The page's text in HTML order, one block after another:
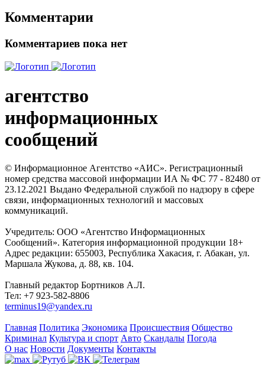
Комментарии
Комментариев пока нет
агентство
информационных
сообщений
© Информационное Агентство «АИС». Регистрационный
номер средства массовой информации ИА № ФС 77 - 82480 от
23.12.2021 Выдано Федеральной службой по надзору в сфере
связи, информационных технологий и массовых
коммуникаций.
Учредитель: ООО «Агентство Информационных
Сообщений». Категория информационной продукции 18+
Адрес редакции: 655003, Республика Хакасия, г. Абакан, ул.
Маршала Жукова, д. 88, кв. 104.
Главный редактор Бортников А.Л.
Тел: +7 923-582-8806
terminus19@yandex.ru
Главная Политика Экономика Происшествия Общество
Криминал Культура и спорт Авто Скандалы Погода
О нас Новости Документы Контакты